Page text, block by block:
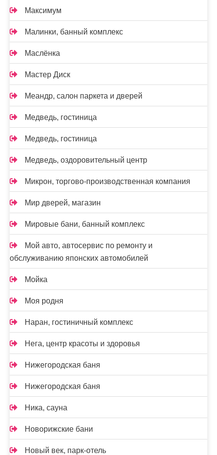
Максимум
Малинки, банный комплекс
Маслёнка
Мастер Диск
Меандр, салон паркета и дверей
Медведь, гостиница
Медведь, гостиница
Медведь, оздоровительный центр
Микрон, торгово-производственная компания
Мир дверей, магазин
Мировые бани, банный комплекс
Мой авто, автосервис по ремонту и
обслуживанию японских автомобилей
Мойка
Моя родня
Наран, гостиничный комплекс
Нега, центр красоты и здоровья
Нижегородская баня
Нижегородская баня
Ника, сауна
Новорижские бани
Новый век, парк-отель